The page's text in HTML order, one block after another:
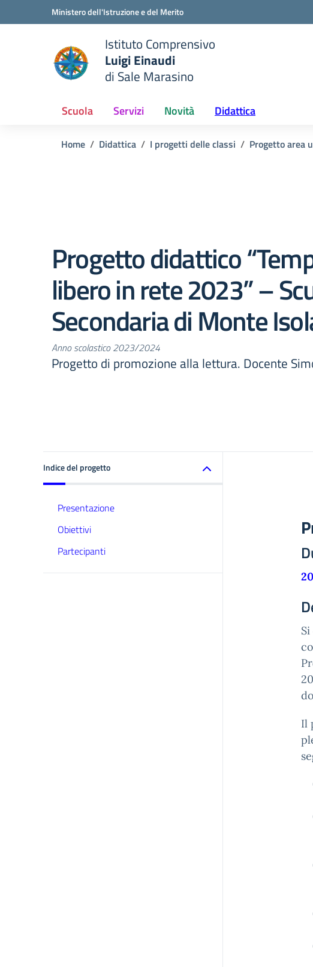
Vai ai contenuti
Vai al menu di navigazioneMinistero dell'Istruzione e del Merito
scuola
Istituto Comprensivo
Luigi Einaudi
di Sale Marasino
Scuola Servizi Novità Didattica
Home Didattica I progetti delle classi Progetto area
Progetto didattico
libero in rete 2023” –
Secondaria di Monte
Anno scolastico 2023/2024
Progetto di promozione alla lettura. Docente
Indice del progetto
Presentazione
Obiettivi
Partecipanti
Il